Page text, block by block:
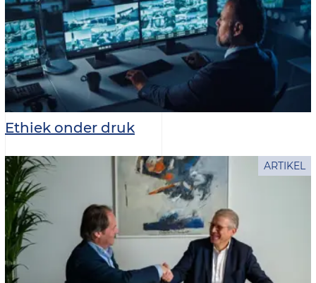
Ethiek onder druk
ARTIKEL